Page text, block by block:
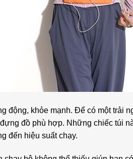
động, khỏe mạnh. Để có một trải
đồ phù hợp. Những chiếc túi
đến hiệu suất chạy.